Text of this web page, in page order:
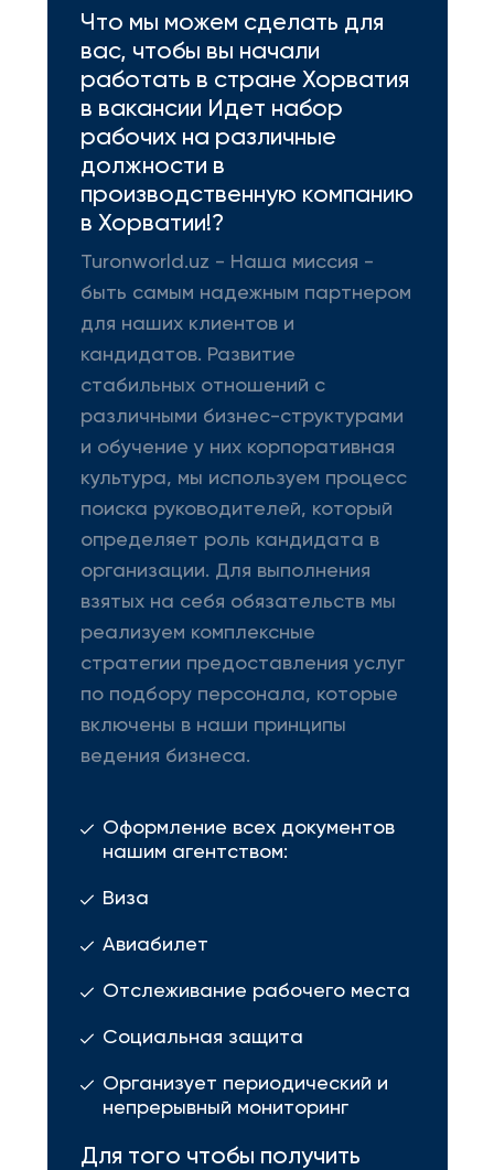
Что мы можем сделать для
вас, чтобы вы начали
работать в стране Хорватия
в вакансии Идет набор
рабочих на различные
должности в
производственную компанию
в Хорватии!?
Turonworld.uz - Наша миссия -
быть самым надежным партнером
для наших клиентов и
кандидатов. Развитие
стабильных отношений с
различными бизнес-структурами
и обучение у них корпоративная
культура, мы используем процесс
поиска руководителей, который
определяет роль кандидата в
организации. Для выполнения
взятых на себя обязательств мы
реализуем комплексные
стратегии предоставления услуг
по подбору персонала, которые
включены в наши принципы
ведения бизнеса.
Оформление всех документов
нашим агентством:
Виза
Авиабилет
Отслеживание рабочего места
Социальная защита
Организует периодический и
непрерывный мониторинг
Для того чтобы получить